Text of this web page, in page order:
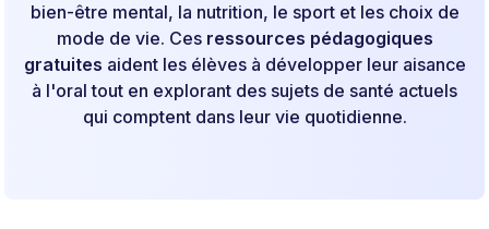
bien-être mental, la nutrition, le sport et les choix de
mode de vie. Ces ressources pédagogiques
gratuites aident les élèves à développer leur aisance
à l'oral tout en explorant des sujets de santé actuels
qui comptent dans leur vie quotidienne.